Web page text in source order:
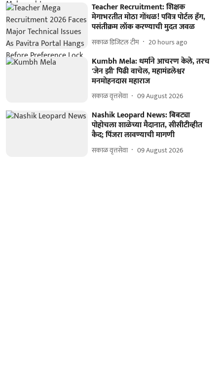
Teacher Recruitment: शिक्षक
मेगाभरतीत मोठा गोंधळ! पवित्र पोर्टल हँग,
पसंतीक्रम लॉक करण्याची मुदत जवळ
सकाळ डिजिटल टीम 20 hours ago
Kumbh Mela: धर्माने आचरण केले, तरच
'जेन झी' पिढी वाचेल, महामंडलेश्वर
मनमोहनदास महाराज
सकाळ वृत्तसेवा 09 August 2026
Nashik Leopard News: बिबट्या
पोहोचला शाळेच्या मैदानात, सीसीटीव्हीत
कैद; पिंजरा लावण्याची मागणी
सकाळ वृत्तसेवा 09 August 2026